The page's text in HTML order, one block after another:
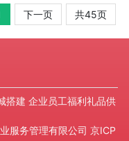
下一页 共45页
搭建 企业员工福利礼品供
服务管理有限公司 京ICP